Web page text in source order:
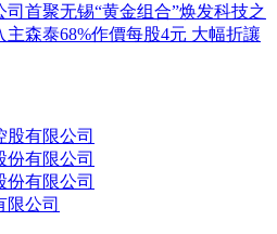
司首聚无锡“黄金组合”焕发科技之
森泰68%作價每股4元 大幅折讓
股有限公司
份有限公司
份有限公司
限公司